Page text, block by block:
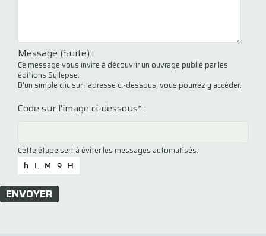
Message (Suite) :
Ce message vous invite à découvrir un ouvrage publié par les
éditions Syllepse.
D'un simple clic sur l'adresse ci-dessous, vous pourrez y accéder.
Code sur l'image ci-dessous* :
Cette étape sert à éviter les messages automatisés.
ENVOYER